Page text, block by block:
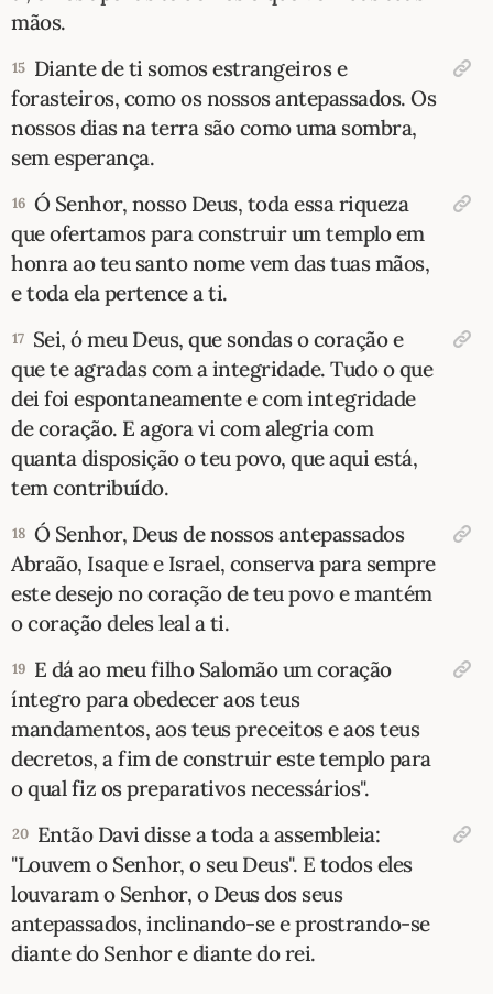
mãos.
15 Diante de ti somos estrangeiros e
forasteiros, como os nossos antepassados. Os
nossos dias na terra são como uma sombra,
sem esperança.
16 Ó Senhor, nosso Deus, toda essa riqueza
que ofertamos para construir um templo em
honra ao teu santo nome vem das tuas mãos,
e toda ela pertence a ti.
17 Sei, ó meu Deus, que sondas o coração e
que te agradas com a integridade. Tudo o que
dei foi espontaneamente e com integridade
de coração. E agora vi com alegria com
quanta disposição o teu povo, que aqui está,
tem contribuído.
18 Ó Senhor, Deus de nossos antepassados
Abraão, Isaque e Israel, conserva para sempre
este desejo no coração de teu povo e mantém
o coração deles leal a ti.
19 E dá ao meu filho Salomão um coração
íntegro para obedecer aos teus
mandamentos, aos teus preceitos e aos teus
decretos, a fim de construir este templo para
o qual fiz os preparativos necessários".
20 Então Davi disse a toda a assembleia:
"Louvem o Senhor, o seu Deus". E todos eles
louvaram o Senhor, o Deus dos seus
antepassados, inclinando-se e prostrando-se
diante do Senhor e diante do rei.